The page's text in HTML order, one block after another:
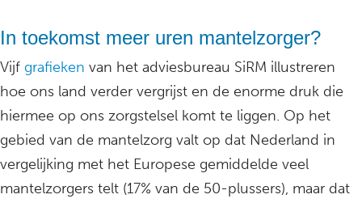
In toekomst meer uren mantelzorger?
Vijf grafieken van het adviesbureau SiRM illustreren
hoe ons land verder vergrijst en de enorme druk die
hiermee op ons zorgstelsel komt te liggen. Op het
gebied van de mantelzorg valt op dat Nederland in
vergelijking met het Europese gemiddelde veel
mantelzorgers telt (17% van de 50-plussers), maar dat